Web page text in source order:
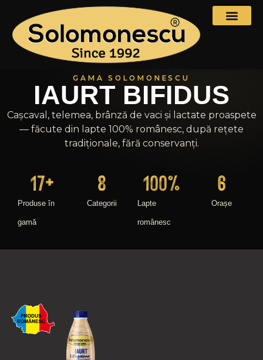
GAMA SOLOMONESCU
IAURT BIFIDUS
Cașcaval, telemea, brânză de vaci și lactate proaspete
— făcute din lapte 100% românesc, după rețete
tradiționale, fără conservanți.
Produse în
gamă
17+
Categorii
8
Lapte
românesc
100%
Orașe
6